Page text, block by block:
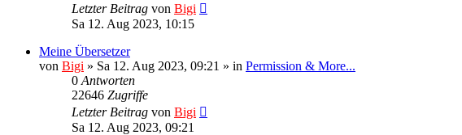
Letzter Beitrag von Bigi
Sa 12. Aug 2023, 10:15
Meine Übersetzer
von Bigi » Sa 12. Aug 2023, 09:21 » in Permission & More...
0 Antworten
22646 Zugriffe
Letzter Beitrag von Bigi
Sa 12. Aug 2023, 09:21